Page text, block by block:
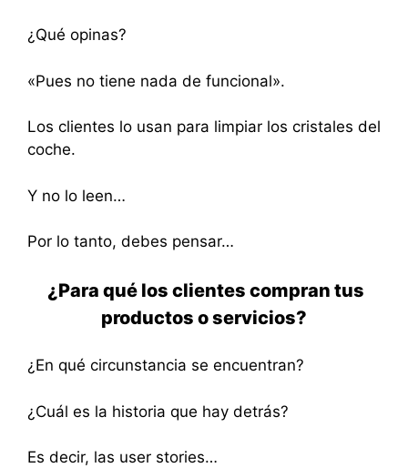
¿Qué opinas?
«Pues no tiene nada de funcional».
Los clientes lo usan para limpiar los cristales del
coche.
Y no lo leen…
Por lo tanto, debes pensar…
¿Para qué los clientes compran tus
productos o servicios?
¿En qué circunstancia se encuentran?
¿Cuál es la historia que hay detrás?
Es decir, las user stories…